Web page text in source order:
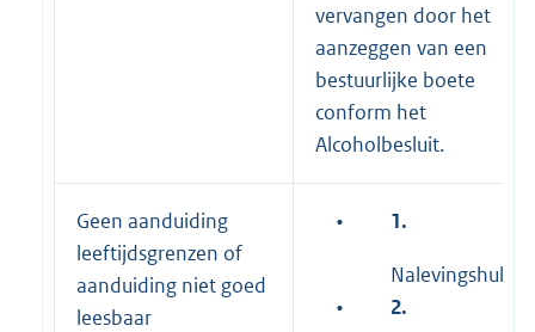
vervangen door het
aanzeggen van een
bestuurlijke boete
conform het
Alcoholbesluit.
Geen aanduiding
leeftijdsgrenzen of
aanduiding niet goed
leesbaar
• 1.
Nalevingshulp
•
2.